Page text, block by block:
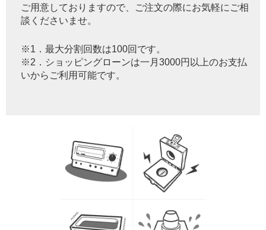
ご用意しておりますので、ご注文の際にお気軽にご相
談くださいませ。
※1．最大分割回数は100回です。
※2．ショッピングローンは一月3000円以上のお支払
いからご利用可能です。